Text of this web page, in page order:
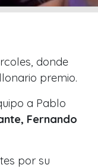
donde
premio.
a Pablo
Fernando
por su